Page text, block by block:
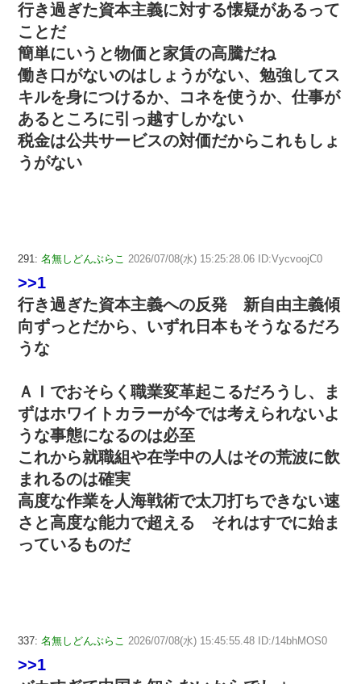
行き過ぎた資本主義に対する懐疑があるって
ことだ
簡単にいうと物価と家賃の高騰だね
働き口がないのはしょうがない、勉強してス
キルを身につけるか、コネを使うか、仕事が
あるところに引っ越すしかない
税金は公共サービスの対価だからこれもしょ
うがない
291: 名無しどんぶらこ 2026/07/08(水) 15:25:28.06 ID:VycvoojC0
>>1
行き過ぎた資本主義への反発 新自由主義傾
向ずっとだから、いずれ日本もそうなるだろ
うな
ＡＩでおそらく職業変革起こるだろうし、ま
ずはホワイトカラーが今では考えられないよ
うな事態になるのは必至
これから就職組や在学中の人はその荒波に飲
まれるのは確実
高度な作業を人海戦術で太刀打ちできない速
さと高度な能力で超える それはすでに始ま
っているものだ
337: 名無しどんぶらこ 2026/07/08(水) 15:45:55.48 ID:/14bhMOS0
>>1